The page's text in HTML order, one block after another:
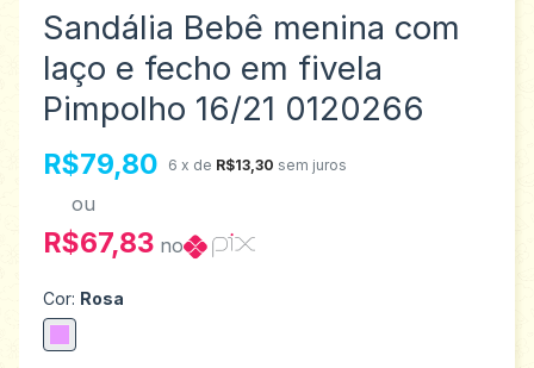
Sandália Bebê menina com
laço e fecho em fivela
Pimpolho 16/21 0120266
R$79,80 6 x de R$13,30 sem juros
ou
R$67,83 no
Cor: Rosa